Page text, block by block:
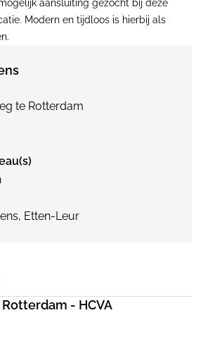
aansluiting gezocht bij deze
Modern en tijdloos is hierbij als
te Rotterdam
Etten-Leur
- HCVA